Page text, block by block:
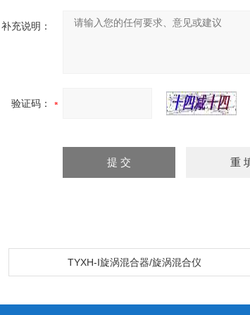
补充说明：
验证码：
TYXH-I旋涡混合器/旋涡混合仪